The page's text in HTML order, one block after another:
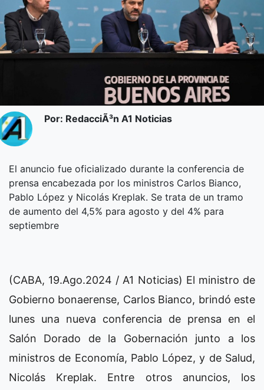
Por: RedacciÃ³n A1 Noticias
El anuncio fue oficializado durante la conferencia de
prensa encabezada por los ministros Carlos Bianco,
Pablo López y Nicolás Kreplak. Se trata de un tramo
de aumento del 4,5% para agosto y del 4% para
septiembre
(CABA, 19.Ago.2024 / A1 Noticias) El ministro de
Gobierno bonaerense, Carlos Bianco, brindó este
lunes una nueva conferencia de prensa en el
Salón Dorado de la Gobernación junto a los
ministros de Economía, Pablo López, y de Salud,
Nicolás Kreplak. Entre otros anuncios, los